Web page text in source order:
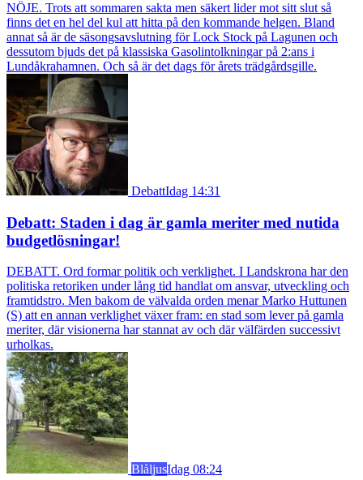
NÖJE. Trots att sommaren sakta men säkert lider mot sitt slut så
finns det en hel del kul att hitta på den kommande helgen. Bland
annat så är de säsongsavslutning för Lock Stock på Lagunen och
dessutom bjuds det på klassiska Gasolintolkningar på 2:ans i
Lundåkrahamnen. Och så är det dags för årets trädgårdsgille.
DebattIdag 14:31
Debatt: Staden i dag är gamla meriter med nutida
budgetlösningar!
DEBATT. Ord formar politik och verklighet. I Landskrona har den
politiska retoriken under lång tid handlat om ansvar, utveckling och
framtidstro. Men bakom de välvalda orden menar Marko Huttunen
(S) att en annan verklighet växer fram: en stad som lever på gamla
meriter, där visionerna har stannat av och där välfärden successivt
urholkas.
BlåljusIdag 08:24